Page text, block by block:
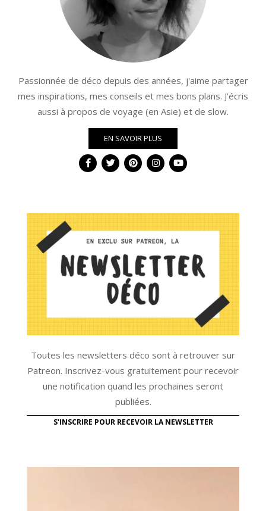
Passionnée de déco depuis des années, j'aime partager
mes inspirations, mes conseils et mes bons plans. J'écris
aussi à propos de voyage (en Asie) et de slow.
EN SAVOIR PLUS
Toutes les newsletters déco sont à retrouver sur
Patreon. Inscrivez-vous gratuitement pour recevoir
une notification quand les prochaines seront
publiées.
S'INSCRIRE POUR RECEVOIR LA NEWSLETTER